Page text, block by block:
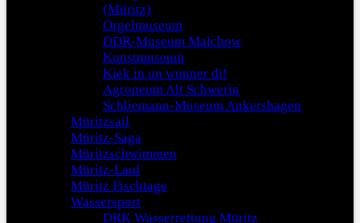
(Müritz)
Orgelmuseum
DDR-Museum Malchow
Kunstmuseum
Kiek in un wunner di!
Agroneum Alt Schwerin
Schliemann-Museum Ankershagen
Müritzsail
Müritz-Saga
Müritzschwimmen
Müritz-Lauf
Müritz Fischtage
Wassersport
DRK Wasserrettung Müritz